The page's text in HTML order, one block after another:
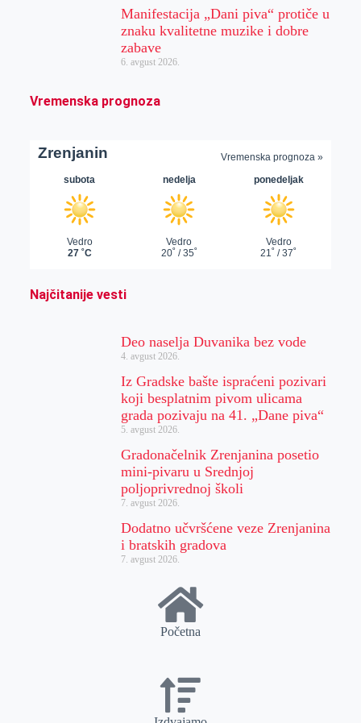
Manifestacija „Dani piva“ protiče u
znaku kvalitetne muzike i dobre
zabave
6. avgust 2026.
Vremenska prognoza
Najčitanije vesti
Deo naselja Duvanika bez vode
4. avgust 2026.
Iz Gradske bašte ispraćeni pozivari
koji besplatnim pivom ulicama
grada pozivaju na 41. „Dane piva“
5. avgust 2026.
Gradonačelnik Zrenjanina posetio
mini-pivaru u Srednjoj
poljoprivrednoj školi
7. avgust 2026.
Dodatno učvršćene veze Zrenjanina
i bratskih gradova
7. avgust 2026.
Početna